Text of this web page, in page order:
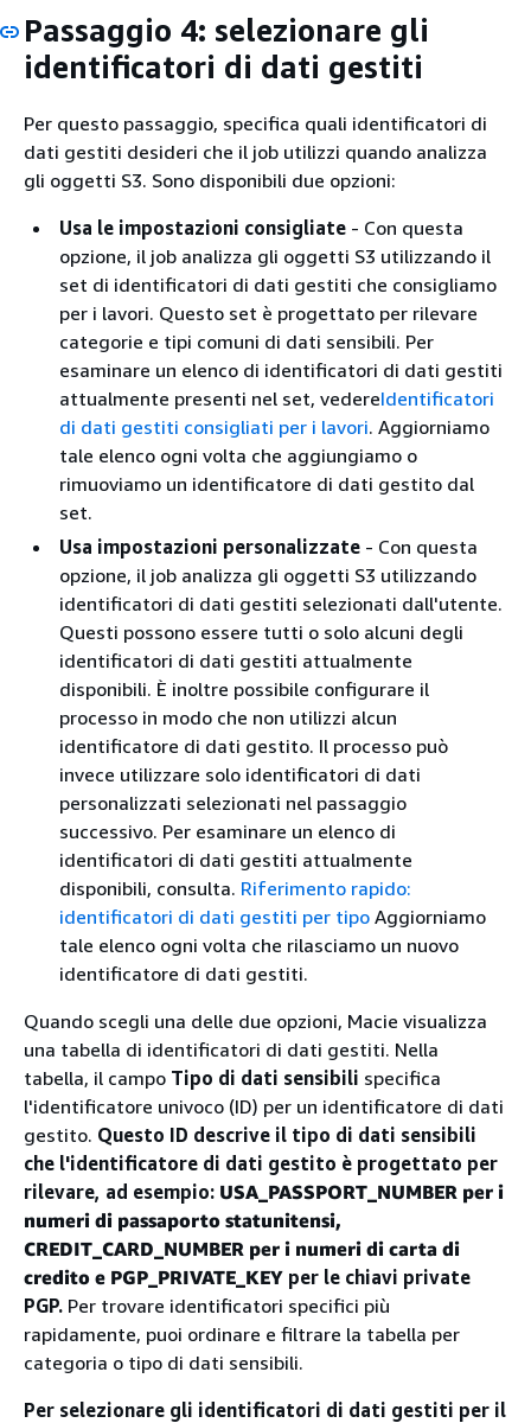
Passaggio 4: selezionare gli
identificatori di dati gestiti
Per questo passaggio, specifica quali identificatori di
dati gestiti desideri che il job utilizzi quando analizza
gli oggetti S3. Sono disponibili due opzioni:
Usa le impostazioni consigliate ‐ Con questa
opzione, il job analizza gli oggetti S3 utilizzando il
set di identificatori di dati gestiti che consigliamo
per i lavori. Questo set è progettato per rilevare
categorie e tipi comuni di dati sensibili. Per
esaminare un elenco di identificatori di dati gestiti
attualmente presenti nel set, vedereIdentificatori
di dati gestiti consigliati per i lavori. Aggiorniamo
tale elenco ogni volta che aggiungiamo o
rimuoviamo un identificatore di dati gestito dal
set.
Usa impostazioni personalizzate ‐ Con questa
opzione, il job analizza gli oggetti S3 utilizzando
identificatori di dati gestiti selezionati dall'utente.
Questi possono essere tutti o solo alcuni degli
identificatori di dati gestiti attualmente
disponibili. È inoltre possibile configurare il
processo in modo che non utilizzi alcun
identificatore di dati gestito. Il processo può
invece utilizzare solo identificatori di dati
personalizzati selezionati nel passaggio
successivo. Per esaminare un elenco di
identificatori di dati gestiti attualmente
disponibili, consulta. Riferimento rapido:
identificatori di dati gestiti per tipo Aggiorniamo
tale elenco ogni volta che rilasciamo un nuovo
identificatore di dati gestiti.
Quando scegli una delle due opzioni, Macie visualizza
una tabella di identificatori di dati gestiti. Nella
tabella, il campo Tipo di dati sensibili specifica
l'identificatore univoco (ID) per un identificatore di dati
gestito. Questo ID descrive il tipo di dati sensibili
che l'identificatore di dati gestito è progettato per
rilevare, ad esempio: USA_PASSPORT_NUMBER per i
numeri di passaporto statunitensi,
CREDIT_CARD_NUMBER per i numeri di carta di
credito e PGP_PRIVATE_KEY per le chiavi private
PGP. Per trovare identificatori specifici più
rapidamente, puoi ordinare e filtrare la tabella per
categoria o tipo di dati sensibili.
Per selezionare gli identificatori di dati gestiti per il